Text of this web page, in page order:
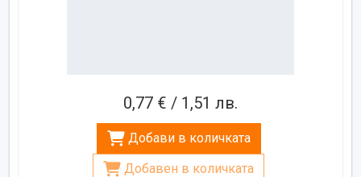
0,77 € / 1,51 лв.
Добави в количката
Добавен в количката